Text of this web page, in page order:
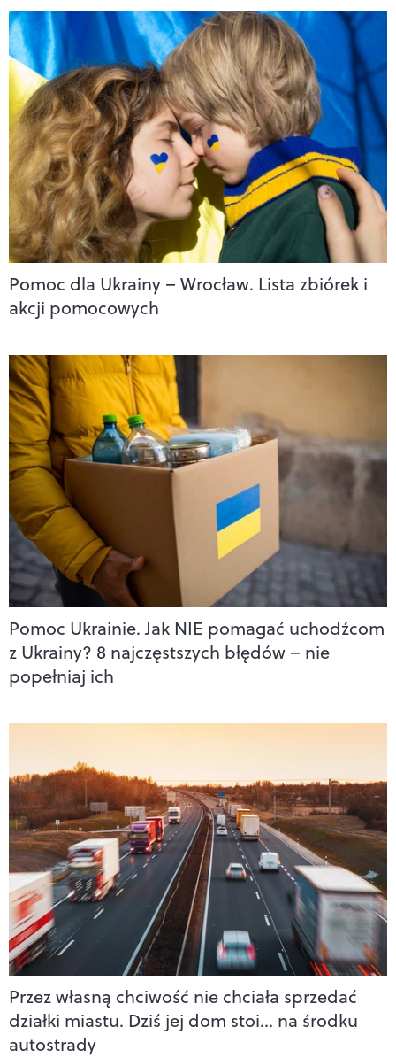
Pomoc dla Ukrainy – Wrocław. Lista zbiórek i
akcji pomocowych
Pomoc Ukrainie. Jak NIE pomagać uchodźcom
z Ukrainy? 8 najczęstszych błędów – nie
popełniaj ich
Przez własną chciwość nie chciała sprzedać
działki miastu. Dziś jej dom stoi… na środku
autostrady